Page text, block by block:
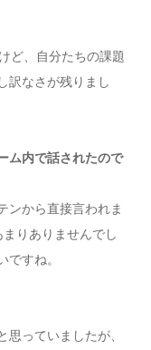
ど、自分たちの課題
訳なさが残りまし
ム内で話されたので
ンから直接言われま
りありませんでし
ですね。
っていましたが、